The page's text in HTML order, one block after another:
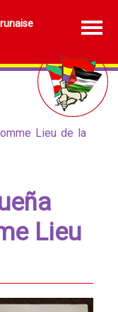
Lieu de la
Lieu